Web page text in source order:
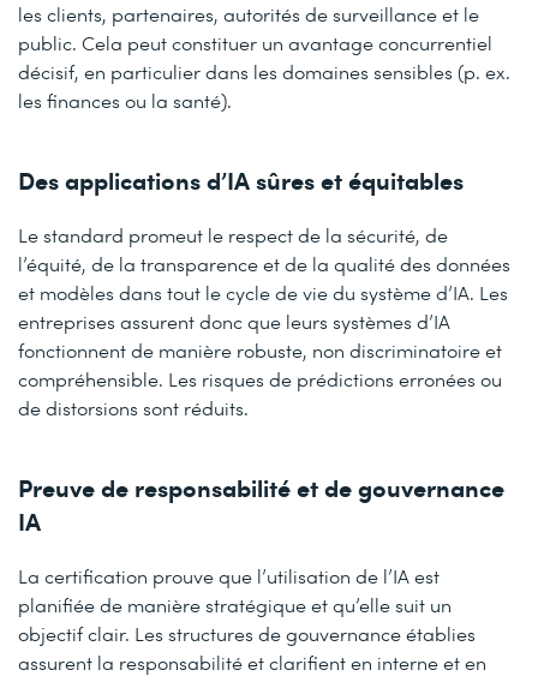
les clients, partenaires, autorités de surveillance et le
public. Cela peut constituer un avantage concurrentiel
décisif, en particulier dans les domaines sensibles (p. ex.
les finances ou la santé).
Des applications d’IA sûres et équitables
Le standard promeut le respect de la sécurité, de
l’équité, de la transparence et de la qualité des données
et modèles dans tout le cycle de vie du système d’IA. Les
entreprises assurent donc que leurs systèmes d’IA
fonctionnent de manière robuste, non discriminatoire et
compréhensible. Les risques de prédictions erronées ou
de distorsions sont réduits.
Preuve de responsabilité et de gouvernance
IA
La certification prouve que l’utilisation de l’IA est
planifiée de manière stratégique et qu’elle suit un
objectif clair. Les structures de gouvernance établies
assurent la responsabilité et clarifient en interne et en